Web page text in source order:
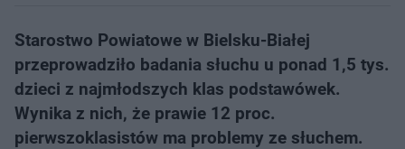
Starostwo Powiatowe w Bielsku-Białej
przeprowadziło badania słuchu u ponad 1,5 tys.
dzieci z najmłodszych klas podstawówek.
Wynika z nich, że prawie 12 proc.
pierwszoklasistów ma problemy ze słuchem.